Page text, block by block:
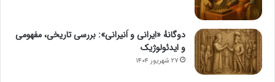
دوگانهٔ «ایرانی و اَنیرانی»: بررسی تاریخی، مفهومی
و ایدئولوژیک
۲۷ شهریور ۱۴۰۴